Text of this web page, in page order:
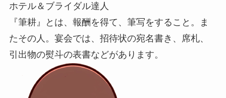
ホテル＆ブライダル達人
『筆耕』とは、報酬を得て、筆写をすること。ま
たその人。宴会では、招待状の宛名書き、席札、
引出物の熨斗の表書などがあります。